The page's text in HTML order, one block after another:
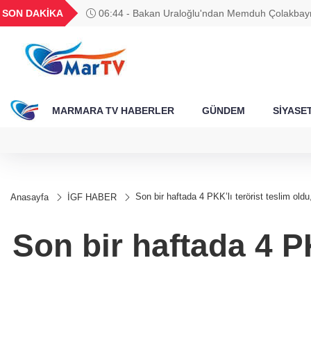
SON DAKİKA 06:44 - Bakan Uraloğlu'ndan Memduh
BGN
27,9743
0,0018
6.660,55
13.779,39
MARMARA TV HABERLER GÜNDEM
Anasayfa İGF HABER Son bir haftada 4 PKK’lı terörist teslim
Son bir haftada 4